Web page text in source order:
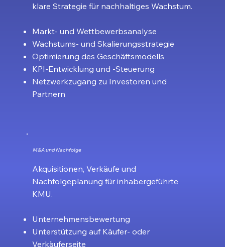
klare Strategie für nachhaltiges Wachstum.
Markt- und Wettbewerbsanalyse
Wachstums- und Skalierungsstrategie
Optimierung des Geschäftsmodells
KPI-Entwicklung und -Steuerung
Netzwerkzugang zu Investoren und
Partnern
M&A und Nachfolge
Akquisitionen, Verkäufe und
Nachfolgeplanung für inhabergeführte
KMU.
Unternehmensbewertung
Unterstützung auf Käufer- oder
Verkäuferseite